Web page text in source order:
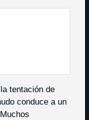
tentación de
conduce a un